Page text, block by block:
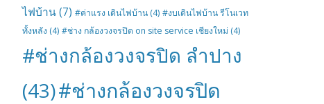
ไฟบ้าน(7) #ค่าแรง เดินไฟบ้าน (4) #งบเดินไฟบ้าน รีโนเวท
ทั้งหลัง (4) #ช่าง กล้องวงจรปิด on site service เชียงใหม่ (4)
#ช่างกล้องวงจรปิด ลำปาง
(43)#ช่างกล้องวงจรปิด